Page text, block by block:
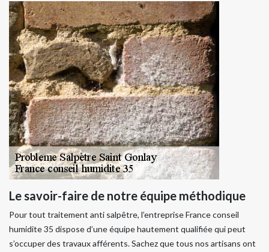
Le savoir-faire de notre équipe méthodique
Pour tout traitement anti salpêtre, l’entreprise France conseil
humidite 35 dispose d’une équipe hautement qualifiée qui peut
s’occuper des travaux afférents. Sachez que tous nos artisans ont